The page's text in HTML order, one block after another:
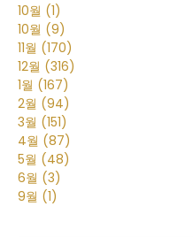
10월 (1)
10월 (9)
11월 (170)
12월 (316)
1월 (167)
2월 (94)
3월 (151)
4월 (87)
5월 (48)
6월 (3)
9월 (1)